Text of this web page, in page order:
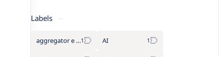
Labels
aggregator e tol AI